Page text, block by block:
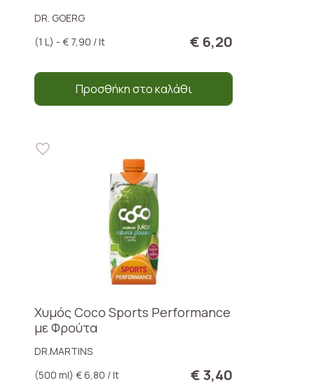
DR. GOERG
(1 L) - € 7,90 / lt
€ 6,20
Προσθήκη στο καλάθι
Χυμός Coco Sports Performance
με Φρούτα
DR.MARTINS
(500 ml) € 6,80 / lt
€ 3,40